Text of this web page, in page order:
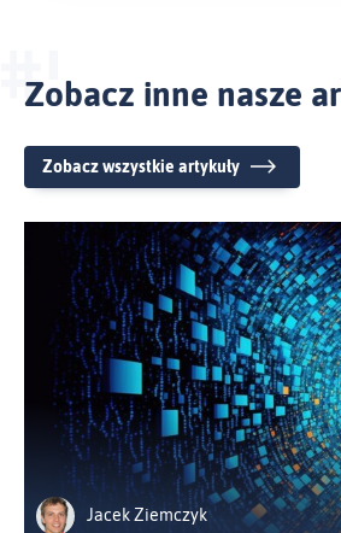
Zobacz inne nasze
Zobacz wszystkie artykuły
Jacek Ziemczyk